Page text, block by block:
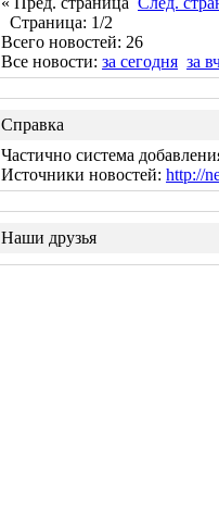
Страница: 1/2
Всего новостей: 26
Все новости: за сегодня за
Справка
Частично система
Источники новостей: http://
Наши друзья